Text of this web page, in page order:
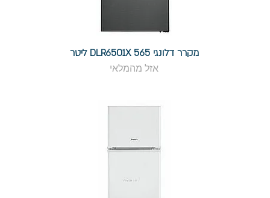
מקרר דלונגי DLR6501X 565 ליטר
אזל מהמלאי